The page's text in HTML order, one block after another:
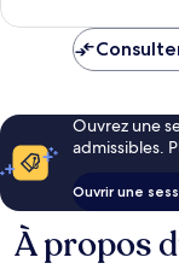
Ouvrez une
admissibles.
Ouvrir une
À propos